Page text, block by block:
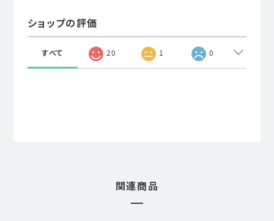
ショップの評価
すべて 20 1 0
関連商品